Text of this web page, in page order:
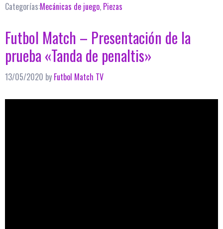
Categorías:Mecánicas de juego, Piezas
Futbol Match – Presentación de la
prueba «Tanda de penaltis»
13/05/2020 by Futbol Match TV